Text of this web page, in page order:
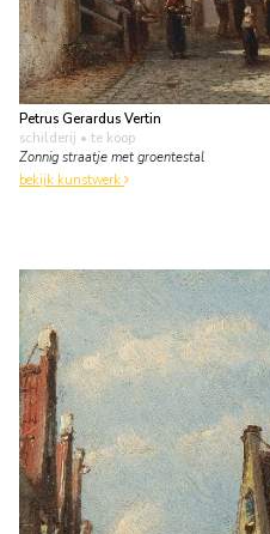
Petrus Gerardus Vertin
schilderij • te koop
Zonnig straatje met groentestal
bekijk kunstwerk